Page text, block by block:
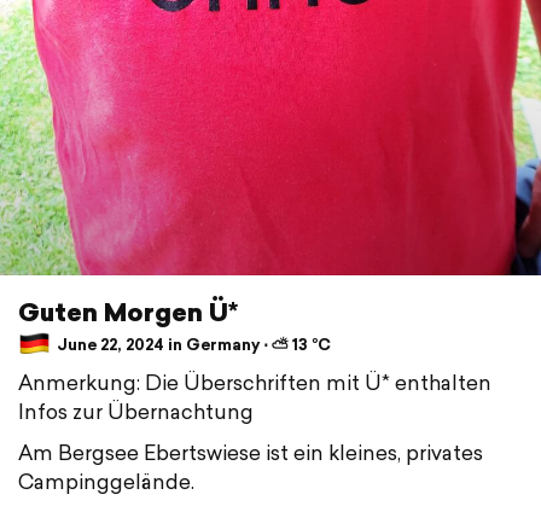
Guten Morgen Ü*
June 22, 2024 in Germany ⋅ ⛅ 13 °C
Anmerkung: Die Überschriften mit Ü* enthalten
Infos zur Übernachtung
Am Bergsee Ebertswiese ist ein kleines, privates
Campinggelände.